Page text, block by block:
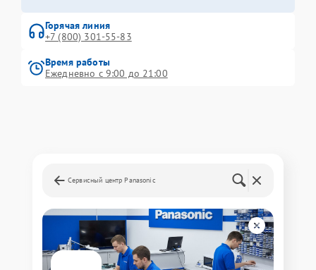
Горячая линия
+7 (800) 301-55-83
Время работы
Ежедневно с 9:00 до 21:00
Сервисный центр Panasonic